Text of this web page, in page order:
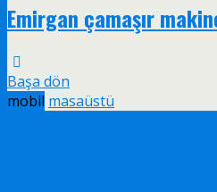
Emirgan çamaşır
Başa dön
mobil masaüstü